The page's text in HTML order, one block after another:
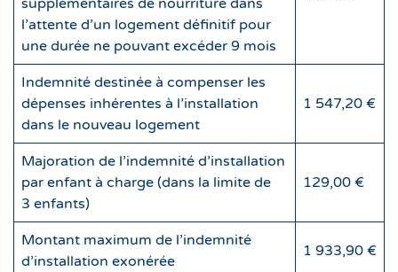
supplémentaires de nourriture dans
l’attente d’un logement définitif pour
une durée ne pouvant excéder 9 mois
Indemnité destinée à compenser les
dépenses inhérentes à l’installation
dans le nouveau logement
1 547,20 €
Majoration de l’indemnité d’installation
par enfant à charge (dans la limite de
3 enfants)
129,00 €
Montant maximum de l’indemnité
d’installation exonérée
1 933,90 €